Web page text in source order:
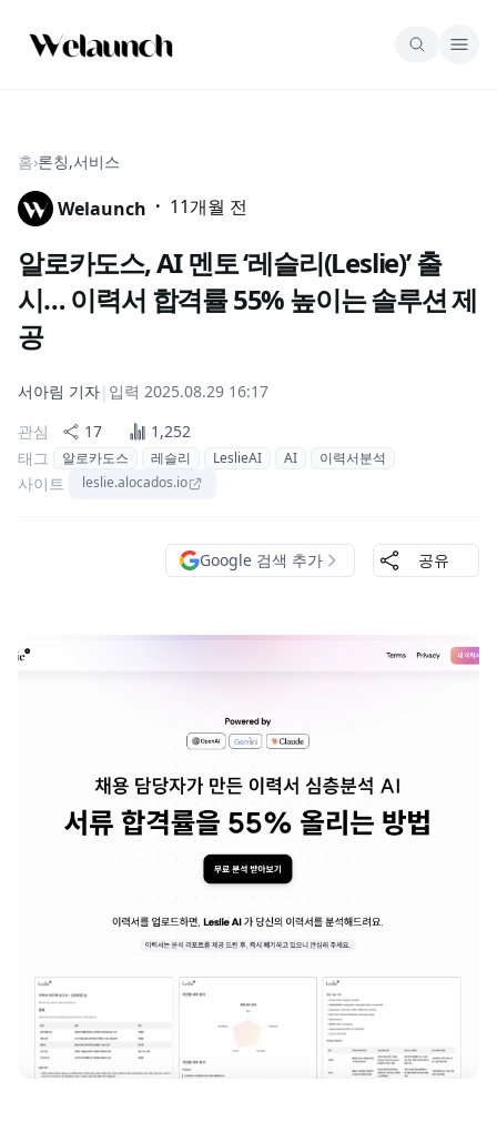
홈›론칭,서비스
Welaunch · 11개월 전
알로카도스, AI 멘토 ‘레슬리(Leslie)’ 출
시… 이력서 합격률 55% 높이는 솔루션 제
공
서아림 기자| 입력 2025.08.29 16:17
관심
17
1,252
태그
알로카도스 레슬리 LeslieAI AI 이력서분석
사이트 leslie.alocados.io
Google 검색 추가 공유